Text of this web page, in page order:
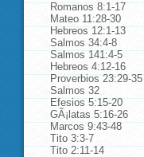
Romanos 8:1-17
Mateo 11:28-30
Hebreos 12:1-13
Salmos 34:4-8
Salmos 141:4-5
Hebreos 4:12-16
Proverbios 23:29-35
Salmos 32
Efesios 5:15-20
GÃ¡latas 5:16-26
Marcos 9:43-48
Tito 3:3-7
Tito 2:11-14